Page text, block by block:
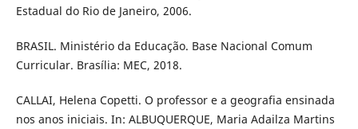
Estadual do Rio de Janeiro, 2006.
BRASIL. Ministério da Educação. Base Nacional Comum
Curricular. Brasília: MEC, 2018.
CALLAI, Helena Copetti. O professor e a geografia ensinada
nos anos iniciais. In: ALBUQUERQUE, Maria Adailza Martins